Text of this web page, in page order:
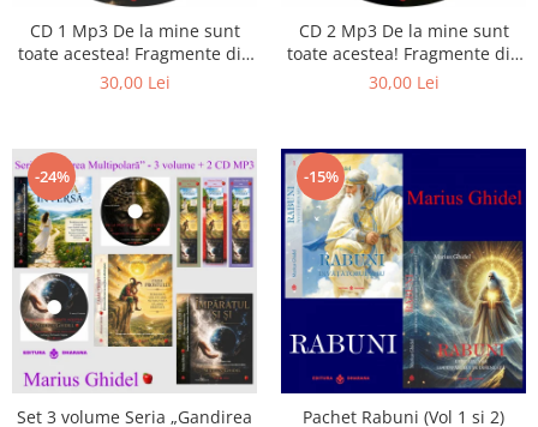
Literatura
Psihologie
Stiinta
CD 1 Mp3 De la mine sunt
toate acestea! Fragmente din
cărțile lui Marius Ghidel
30,00 Lei
CD 2 Mp3 De la mine sunt
toate acestea! Fragmente din
cărțile lui Marius Ghidel
30,00 Lei
-24%
Set 3 volume Seria „Gandirea
-15%
Pachet Rabuni (Vol 1 si 2)